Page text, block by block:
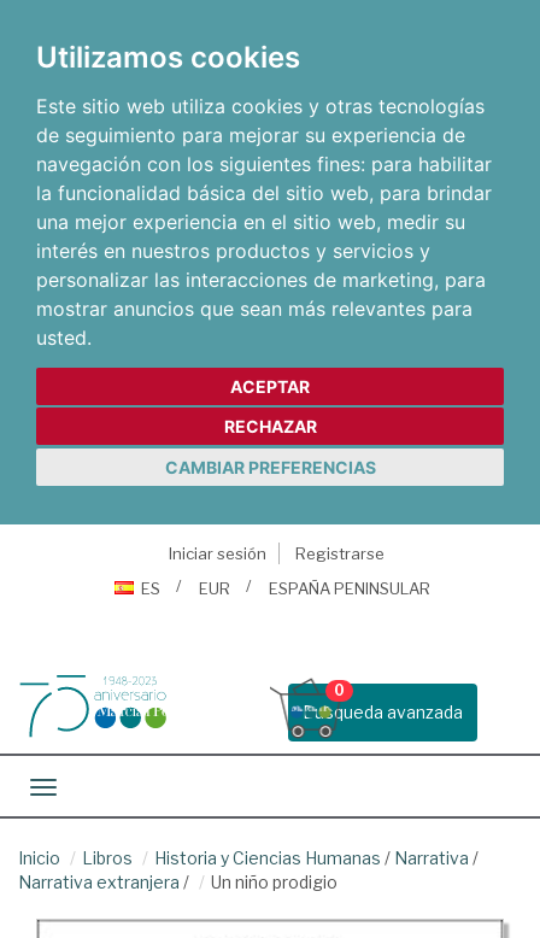
Utilizamos cookies
Este sitio web utiliza cookies y otras tecnologías
de seguimiento para mejorar su experiencia de
navegación con los siguientes fines: para habilitar
la funcionalidad básica del sitio web, para brindar
una mejor experiencia en el sitio web, medir su
interés en nuestros productos y servicios y
personalizar las interacciones de marketing, para
mostrar anuncios que sean más relevantes para
usted.
ACEPTAR
RECHAZAR
CAMBIAR PREFERENCIAS
Iniciar sesión
Registrarse
ES
EUR ESPAÑA PENINSULAR
Busqueda avanzada
0
Toggle navigation
Inicio Libros Historia y Ciencias Humanas / Narrativa /
Narrativa extranjera / Un niño prodigio